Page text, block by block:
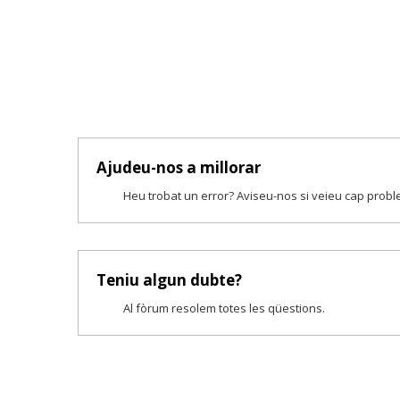
Ajudeu-nos a millorar
Heu trobat un error? Aviseu-nos si veieu cap
Teniu algun dubte?
Al fòrum resolem totes les qüestions.